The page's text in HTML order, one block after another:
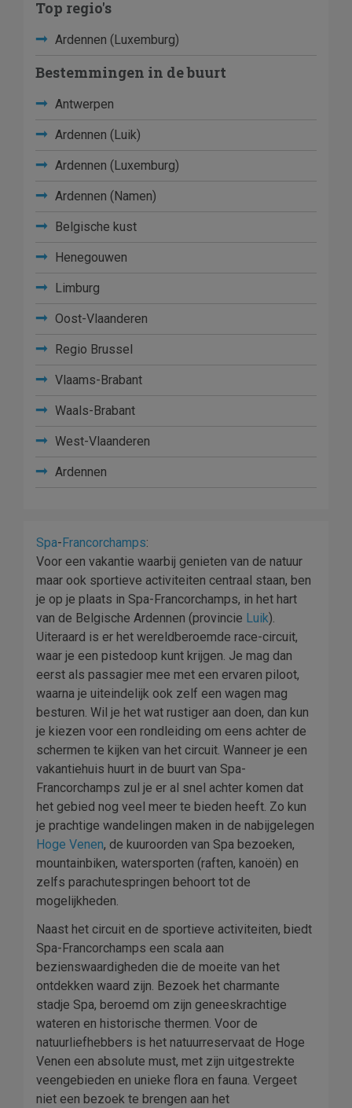
Top regio's
Ardennen (Luxemburg)
Bestemmingen in de buurt
Antwerpen
Ardennen (Luik)
Ardennen (Luxemburg)
Ardennen (Namen)
Belgische kust
Henegouwen
Limburg
Oost-Vlaanderen
Regio Brussel
Vlaams-Brabant
Waals-Brabant
West-Vlaanderen
Ardennen
Spa-Francorchamps:
Voor een vakantie waarbij genieten van de natuur
maar ook sportieve activiteiten centraal staan, ben
je op je plaats in Spa-Francorchamps, in het hart
van de Belgische Ardennen (provincie Luik).
Uiteraard is er het wereldberoemde race-circuit,
waar je een pistedoop kunt krijgen. Je mag dan
eerst als passagier mee met een ervaren piloot,
waarna je uiteindelijk ook zelf een wagen mag
besturen. Wil je het wat rustiger aan doen, dan kun
je kiezen voor een rondleiding om eens achter de
schermen te kijken van het circuit. Wanneer je een
vakantiehuis huurt in de buurt van Spa-
Francorchamps zul je er al snel achter komen dat
het gebied nog veel meer te bieden heeft. Zo kun
je prachtige wandelingen maken in de nabijgelegen
Hoge Venen, de kuuroorden van Spa bezoeken,
mountainbiken, watersporten (raften, kanoën) en
zelfs parachutespringen behoort tot de
mogelijkheden.
Naast het circuit en de sportieve activiteiten, biedt
Spa-Francorchamps een scala aan
bezienswaardigheden die de moeite van het
ontdekken waard zijn. Bezoek het charmante
stadje Spa, beroemd om zijn geneeskrachtige
wateren en historische thermen. Voor de
natuurliefhebbers is het natuurreservaat de Hoge
Venen een absolute must, met zijn uitgestrekte
veengebieden en unieke flora en fauna. Vergeet
niet een bezoek te brengen aan het